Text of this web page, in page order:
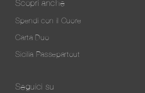
Scopri anche
Spendi con il Cuore
Carta Duo
Sicilia Passepartout
Seguici su